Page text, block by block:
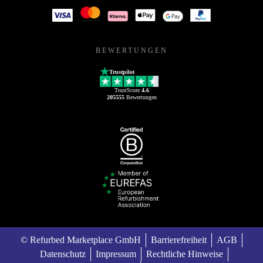
BEWERTUNGEN
Trustpilot
TrustScore 4.6
205555Bewertungen
© Refurbed Marketplace GmbH Barrierefreiheit
AGB
Datenschutz
Impressum Rechtliche Hinweise